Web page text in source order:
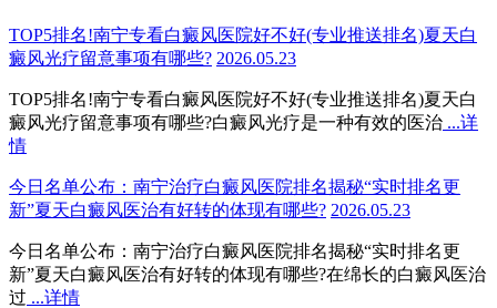
TOP5排名!南宁专看白癜风医院好不好(专业推送排名)夏天白
癜风光疗留意事项有哪些? 2026.05.23
TOP5排名!南宁专看白癜风医院好不好(专业推送排名)夏天白
癜风光疗留意事项有哪些?白癜风光疗是一种有效的医治 ...详
情
今日名单公布：南宁治疗白癜风医院排名揭秘“实时排名更
新”夏天白癜风医治有好转的体现有哪些? 2026.05.23
今日名单公布：南宁治疗白癜风医院排名揭秘“实时排名更
新”夏天白癜风医治有好转的体现有哪些?在绵长的白癜风医治
过 ...详情